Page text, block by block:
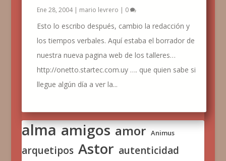
Ene 28, 2004| mario levrero | 0
Esto lo escribo después, cambio la redacción y
los tiempos verbales. Aquí estaba el borrador de
nuestra nueva pagina web de los talleres…
http://onetto.startec.com.uy …. que quien sabe si
llegue algún día a ver la...
alma amigos amor Animus
arquetipos Astor autenticidad